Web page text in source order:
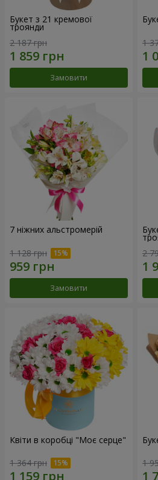
Букет з 21 кремової
троянди
2 187 грн
Замовити
1
7 ніжних альстромерій
1 128 грн
Замовити
2
Квіти в коробці "Моє серце"
1 364 грн 1